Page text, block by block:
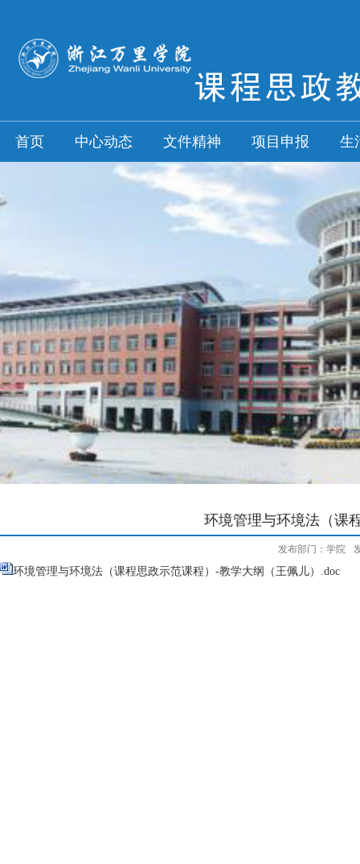
首页 中心动态 文件精神 项目申报 生
环境管理与环境法（课
发布部门：学院
环境管理与环境法（课程思政示范课程）-教学大纲（王佩儿）.doc